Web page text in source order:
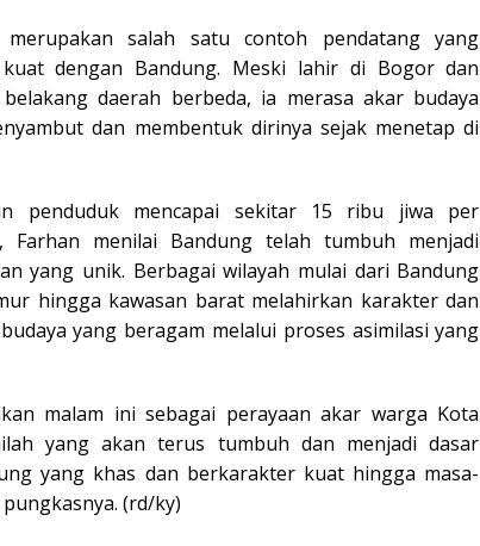
merupakan salah satu contoh pendatang yang
dengan Bandung. Meski lahir di Bogor dan
daerah berbeda, ia merasa akar budaya
dan membentuk dirinya sejak menetap di
penduduk mencapai sekitar 15 ribu jiwa per
Farhan menilai Bandung telah tumbuh menjadi
yang unik. Berbagai wilayah mulai dari Bandung
hingga kawasan barat melahirkan karakter dan
yang beragam melalui proses asimilasi yang
malam ini sebagai perayaan akar warga Kota
yang akan terus tumbuh dan menjadi dasar
yang khas dan berkarakter kuat hingga masa-
(rd/ky)